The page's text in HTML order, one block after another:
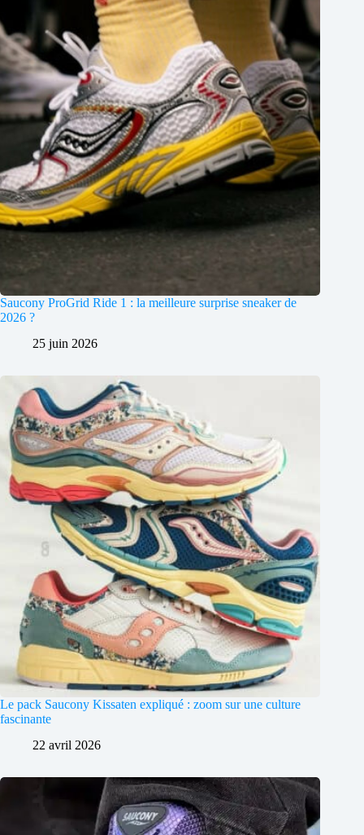
Saucony ProGrid Ride 1 : la meilleure surprise sneaker de
2026 ?
25 juin 2026
Le pack Saucony Kissaten expliqué : zoom sur une culture
fascinante
22 avril 2026